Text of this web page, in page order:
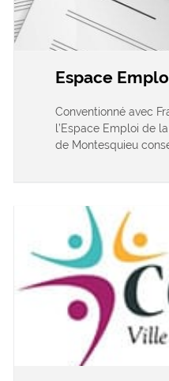
Espace
Conventionné avec
l’Espace Emploi de
de Montesquieu